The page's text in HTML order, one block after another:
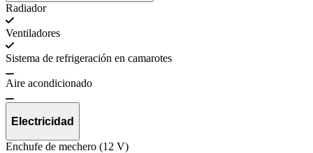
Radiador
Ventiladores
Sistema de refrigeración en camarotes
Aire acondicionado
Electricidad
Enchufe de mechero (12 V)